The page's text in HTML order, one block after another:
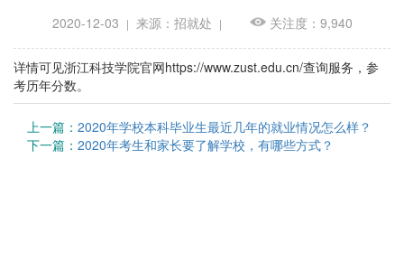
2020-12-03 | 来源：招就处 | 关注度：9,940
详情可见浙江科技学院官网https://www.zust.edu.cn/查询服务，参
考历年分数。
上一篇： 2020年学校本科毕业生最近几年的就业情况怎么样？
下一篇： 2020年考生和家长要了解学校，有哪些方式？